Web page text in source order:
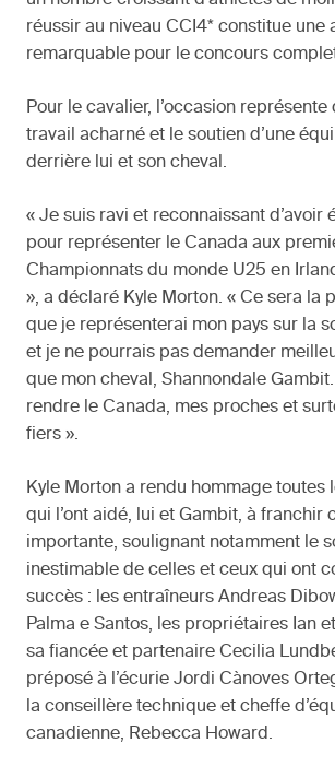
réussir au niveau CCI4* constitue une
remarquable pour le concours
Pour le cavalier, l’occasion représente
travail acharné et le soutien d’une
derrière lui et son cheval.
« Je suis ravi et reconnaissant d’avoir
pour représenter le Canada aux
Championnats du monde U25 en
», a déclaré Kyle Morton. « Ce sera la
que je représenterai mon pays sur la
et je ne pourrais pas demander
que mon cheval, Shannondale Gambit.
rendre le Canada, mes proches et
fiers ».
Kyle Morton a rendu hommage toutes
qui l’ont aidé, lui et Gambit, à franchir
importante, soulignant notamment le
inestimable de celles et ceux qui ont
succès : les entraîneurs Andreas
Palma e Santos, les propriétaires Ian
sa fiancée et partenaire Cecilia
préposé à l’écurie Jordi Cànoves
la conseillère technique et cheffe
canadienne, Rebecca Howard.